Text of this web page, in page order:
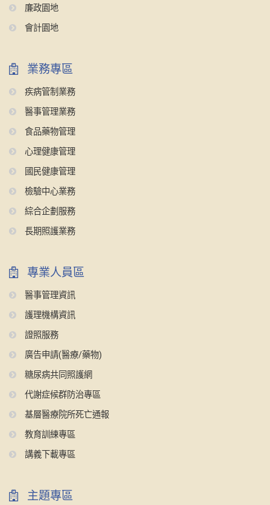
廉政園地
會計園地
業務專區
疾病管制業務
醫事管理業務
食品藥物管理
心理健康管理
國民健康管理
檢驗中心業務
綜合企劃服務
長期照護業務
專業人員區
醫事管理資訊
護理機構資訊
證照服務
廣告申請(醫療/藥物)
糖尿病共同照護網
代謝症候群防治專區
基層醫療院所死亡通報
教育訓練專區
講義下載專區
主題專區